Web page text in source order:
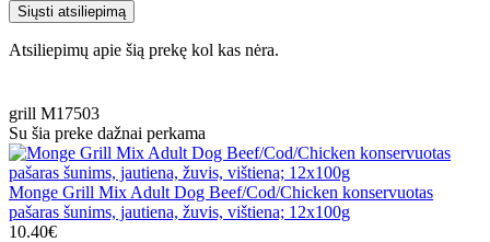
Siųsti atsiliepimą
Atsiliepimų apie šią prekę kol kas nėra.
grill M17503
Su šia preke dažnai perkama
Monge Grill Mix Adult Dog Beef/Cod/Chicken konservuotas
pašaras šunims, jautiena, žuvis, vištiena; 12x100g
10.40€